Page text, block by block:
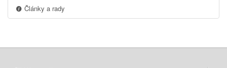
Články a rady